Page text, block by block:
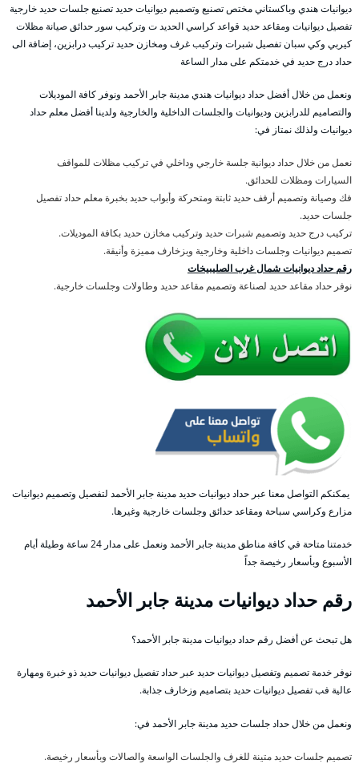
ديوانيات هندي وباكستاني مختص تصنيع وتصميم ديوانيات حديد تصنيع جلسات حديد خارجية
تفصيل ديوانيات ومقاعد حديد قواعد كراسي الحديد ت وتركيب سور حدائق صيانة مظلات
كيربي وكي سبان تفصيل شبرات وتركيب غرف ومخازن حديد تركيب درابزين، إضافة الى
حداد درج حديد في خدمتكم على مدار الساعة
ونعمل من خلال أفضل حداد ديوانيات هندي مدينة جابر الأحمد ونوفر كافة الموديلات
والتصاميم للدرابزين وديوانيات والجلسات الداخلية والخارجية ولدينا أفضل معلم حداد
ديوانيات ولذلك نمتاز في:
نعمل من خلال حداد ديوانية جلسة خارجي وداخلي في تركيب مظلات للمواقف
السيارات ومظلات للحدائق.
فك وصيانة وتصميم أرفف حديد ثابتة ومتحركة وأبواب حديد بخبرة معلم حداد تفصيل
جلسات حديد.
تركيب درج حديد وتصميم شبرات حديد وتركيب مخازن حديد بكافة الموديلات.
تصميم ديوانيات وجلسات داخلية وخارجية وبزخارف مميزة وأنيقة.
رقم حداد ديوانيات شمال غرب الصليبيخات
نوفر حداد مقاعد حديد لصناعة وتصميم مقاعد حديد وطاولات وجلسات خارجية.
يمكنكم التواصل معنا عبر حداد ديوانيات حديد مدينة جابر الأحمد لتفصيل وتصميم ديوانيات
مزارع وكراسي سباحة ومقاعد حدائق وجلسات خارجية وغيرها.
خدمتنا متاحة في كافة مناطق مدينة جابر الأحمد ونعمل على مدار 24 ساعة وطيلة أيام
الأسبوع وبأسعار رخيصة جداً
رقم حداد ديوانيات مدينة جابر الأحمد
هل تبحث عن أفضل رقم حداد ديوانيات مدينة جابر الأحمد؟
نوفر خدمة تصميم وتفصيل ديوانيات حديد عبر حداد تفصيل ديوانيات حديد ذو خبرة ومهارة
عالية فب تفصيل ديوانيات حديد بتصاميم وزخارف جذابة.
ونعمل من خلال حداد جلسات حديد مدينة جابر الأحمد في:
تصميم جلسات حديد متينة للغرف والجلسات الواسعة والصالات وبأسعار رخيصة.